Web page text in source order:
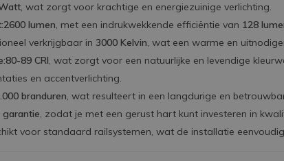
, wat zorgt voor krachtige en energiezuinige verlichting.
2600 lumen, met een indrukwekkende efficiëntie van 128
verkrijgbaar in 3000 Kelvin, wat een warme en
80-89 CRI, wat zorgt voor een natuurlijke en levendige
en accentverlichting.
branduren, wat resulteert in een langdurige en
garantie, zodat je met een gerust hart kunt investeren in
voor standaard railsystemen, wat de installatie